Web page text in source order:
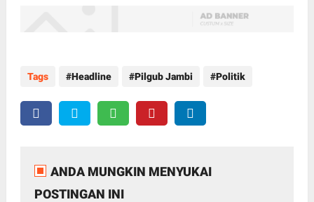
Tags Headline Pilgub Jambi Politik
ANDA MUNGKIN MENYUKAI
POSTINGAN INI